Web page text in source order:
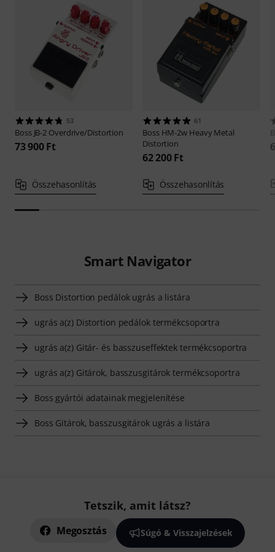
53
Boss JB-2 Overdrive/Distortion
73 900 Ft
Összehasonlítás
61
Boss HM-2w Heavy Metal
Distortion
62 200 Ft
Összehasonlítás
Smart Navigator
Boss Distortion pedálok ugrás a listára
ugrás a(z) Distortion pedálok termékcsoportra
ugrás a(z) Gitár- és basszuseffektek termékcsoportra
ugrás a(z) Gitárok, basszusgitárok termékcsoportra
Boss gyártói adatainak megjelenítése
Boss Gitárok, basszusgitárok ugrás a listára
Tetszik, amit látsz?
Megosztás Súgó & Visszajelzések